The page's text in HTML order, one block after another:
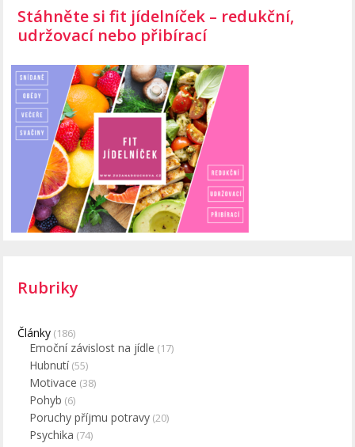
Stáhněte si fit jídelníček – redukční,
udržovací nebo přibírací
Rubriky
Články (186)
Emoční závislost na jídle (17)
Hubnutí(55)
Motivace (38)
Pohyb (6)
Poruchy příjmu potravy (20)
Psychika (74)